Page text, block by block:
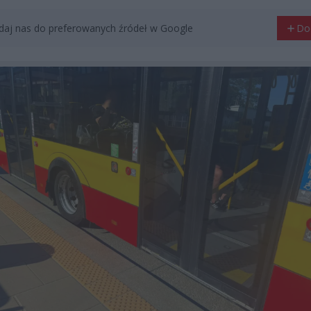
nas do preferowanych źródeł w Google